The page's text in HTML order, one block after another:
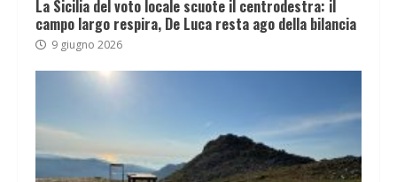
La Sicilia del voto locale scuote il centrodestra: il
campo largo respira, De Luca resta ago della bilancia
9 giugno 2026